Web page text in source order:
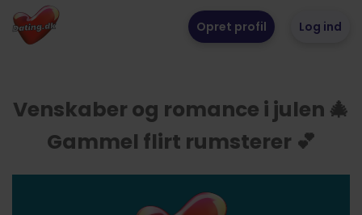
Opret profil Log ind
Venskaber og romance i julen 🎄
Gammel flirt rumsterer 💕